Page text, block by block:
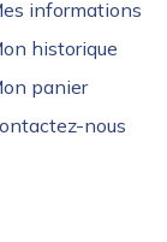
informations
historique
panier
nous